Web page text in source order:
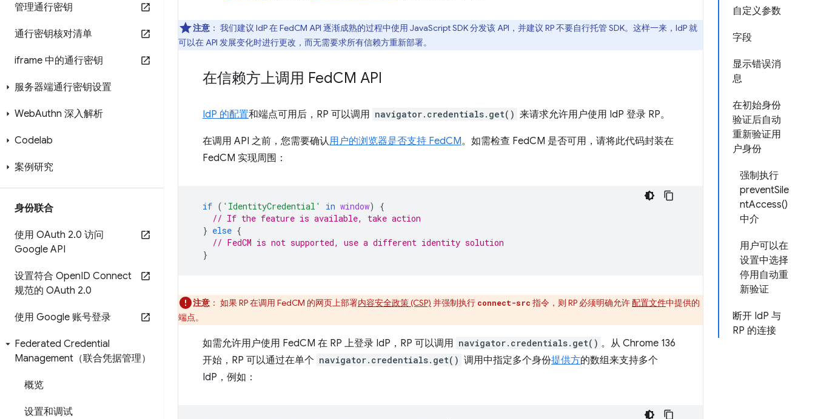
管理通行密钥
通行密钥核对清单
iframe 中的通行密钥
服务器端通行密钥设置
WebAuthn 深入解析
Codelab
案例研究
身份联合
使用 OAuth 2.0 访问
Google API
设置符合 OpenID Connect
规范的 OAuth 2.0
使用 Google 账号登录
Federated Credential
Management（联合凭据管理）
概览
设置和调试
自定义参数
字段
显示错误消
息
在初始身份
验证后自动
重新验证用
户身份
强制执行
preventSile
ntAccess()
中介
用户可以在
设置中选择
停用自动重
新验证
断开 IdP 与
RP 的连接
注意 ： 我们建议 IdP 在 FedCM API 逐渐成熟的过程中使用 JavaScript SDK 分发该 API，并建议 RP 不要自行托管 SDK。这样一来，IdP 就
可以在 API 发展变化时进行更改，而无需要求所有信赖方重新部署。
在信赖方上调用 FedCM API
IdP 的配置和端点可用后，RP 可以调用 navigator.credentials.get() 来请求允许用户使用 IdP 登录 RP。
在调用 API 之前，您需要确认用户的浏览器是否支持 FedCM。如需检查 FedCM 是否可用，请将此代码封装在
FedCM 实现周围：
if ( 'IdentityCredential' in window)
{
// If the feature is available, take action
} else {
// FedCM is not supported, use a different identity solution
}
注意 ： 如果 RP 在调用 FedCM 的网页上部署内容安全政策 (CSP) 并强制执行 connect-src 指令，则 RP 必须明确允许配置文件中提供的
端点。
如需允许用户使用 FedCM 在 RP 上登录 IdP，RP 可以调用 navigator.credentials.get() 。从 Chrome 136
开始，RP 可以通过在单个 navigator.credentials.get() 调用中指定多个身份提供方的数组来支持多个
IdP，例如：